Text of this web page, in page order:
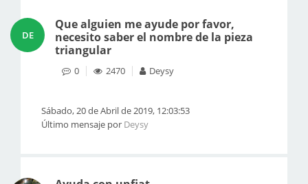
DE
Que alguien me ayude por favor,
necesito saber el nombre de la pieza
triangular
0 2470 Deysy
Sábado, 20 de Abril de 2019, 12:03:53
Último mensaje por Deysy